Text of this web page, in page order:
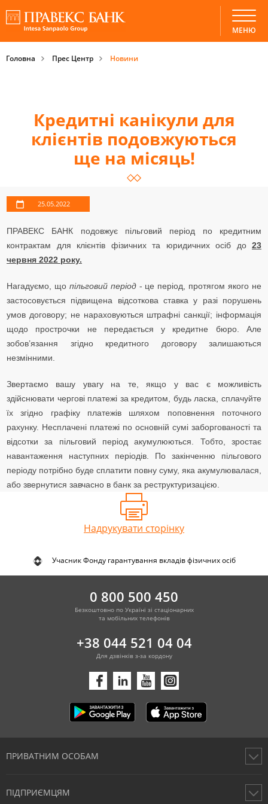
МЕНЮ
Головна Прес Центр Новини
Кредитні канікули для
клієнтів подовжуються
ще на місяць!
25.05.2022
ПРАВЕКС БАНК подовжує пільговий період по кредитним
контрактам для клієнтів фізичних та юридичних осіб до 23
червня 2022 року.
Нагадуємо, що пільговий період- це період, протягом якого не
застосовується підвищена відсоткова ставка у разі порушень
умов договору; не нараховуються штрафні санкції; інформація
щодо прострочки не передається у кредитне бюро. Але
зобов’язання згідно кредитного договору залишаються
незмінними.
Звертаємо вашу увагу на те, якщо у вас є можливість
здійснювати чергові платежі за кредитом, будь ласка, сплачуйте
їх згідно графіку платежів шляхом поповнення поточного
рахунку. Несплачені платежі по основній сумі заборгованості та
відсотки за пільговий період акумулюються. Тобто, зростає
навантаження наступних періодів. По закінченню пільгового
періоду потрібно буде сплатити повну суму, яка акумулювалася,
або звернутися завчасно в банк за реструктуризацією.
Надрукувати сторінку
Учасник Фонду гарантування вкладів фізичних осіб
0 800 500 450
Безкоштовно по Україні зі стаціонарних
та мобільних телефонів
+38 044 521 04 04
Для дзвінків з-за кордону
ПРИВАТНИМ ОСОБАМ
Рахунки
ПІДПРИЄМЦЯМ